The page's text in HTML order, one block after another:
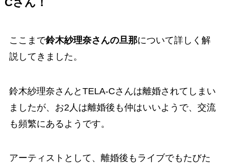
ここまで鈴木紗理奈さんの旦那について詳しく解
説してきました。
鈴木紗理奈さんとTELA-Cさんは離婚されてしまい
ましたが、お2人は離婚後も仲はいいようで、交流
も頻繁にあるようです。
アーティストとして、離婚後もライブでもたびた